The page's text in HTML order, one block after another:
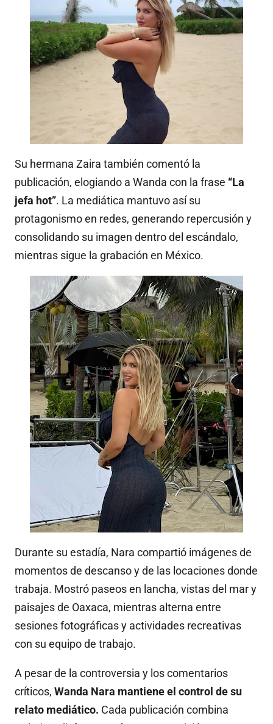
Su hermana Zaira también comentó la
publicación, elogiando a Wanda con la frase “La
jefa hot”. La mediática mantuvo así su
protagonismo en redes, generando repercusión y
consolidando su imagen dentro del escándalo,
mientras sigue la grabación en México.
Durante su estadía, Nara compartió imágenes de
momentos de descanso y de las locaciones donde
trabaja. Mostró paseos en lancha, vistas del mar y
paisajes de Oaxaca, mientras alterna entre
sesiones fotográficas y actividades recreativas
con su equipo de trabajo.
A pesar de la controversia y los comentarios
críticos, Wanda Nara mantiene el control de su
relato mediático. Cada publicación combina